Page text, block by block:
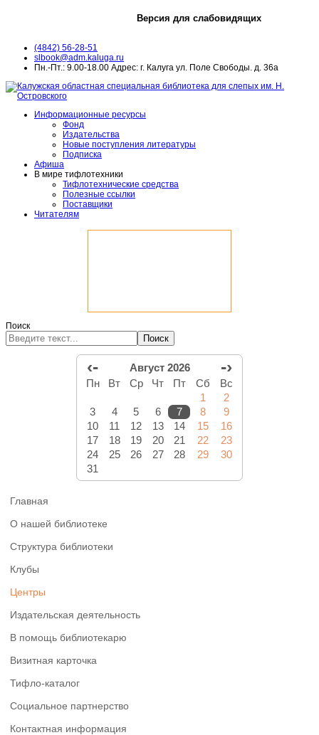
Версия для слабовидящих
(4842) 56-28-51
slbook@adm.kaluga.ru
Пн.-Пт.: 9.00-18.00 Адрес: г. Калуга ул. Поле Свободы. д. 36а
Информационные ресурсы
Фонд
Издательства
Новые поступления литературы
Подписка
Афиша
В мире тифлотехники
Тифлотехнические средства
Полезные ссылки
Поставщики
Читателям
Поиск
Поиск
‹- Август 2026 -›
Пн Вт Ср Чт Пт Сб
Вс
1
2
3
4 5 6 7 8
9
10
11 12 13 14 15
16
17
18 19 20 21 22
23
24
25 26 27 28 29
30
31
Главная
О нашей библиотеке
Структура библиотеки
Клубы
Центры
Издательская деятельность
В помощь библиотекарю
Визитная карточка
Тифло-каталог
Социальное партнерство
Контактная информация